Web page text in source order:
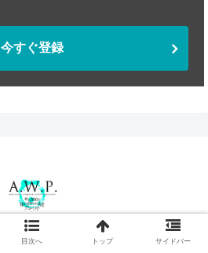
今すぐ登録
特定商取引法に基づく表記
目次へ トップ サイドバー